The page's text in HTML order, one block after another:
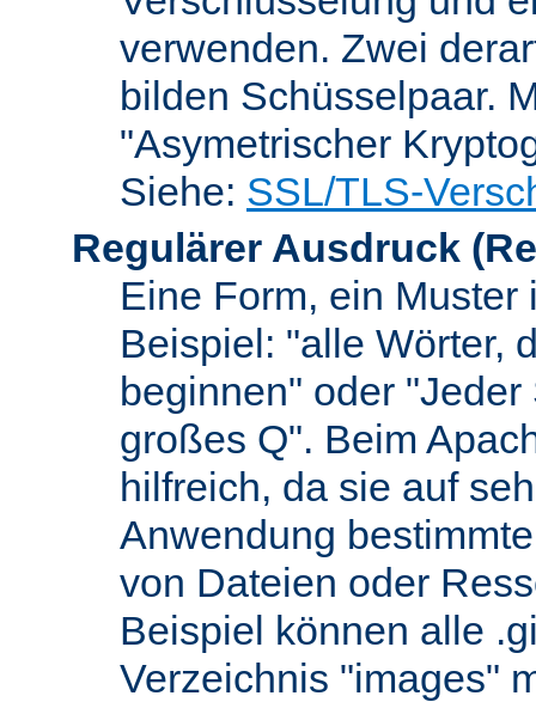
verwenden. Zwei
bilden Schüsselpaar.
"Asymetrischer
Siehe: SSL/TLS-
Regulärer Ausdruck
Eine Form, ein Muster
Beispiel: "alle Wörter,
beginnen" oder
großes Q". Beim
hilfreich, da sie auf
Anwendung
von Dateien oder
Beispiel können alle
Verzeichnis "images"